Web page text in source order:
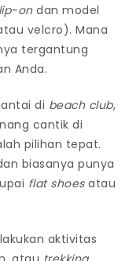
ondan model
velcro). Mana
tergantung
Anda.
di beach club,
cantik di
pilihan tepat.
biasanya punya
flat shoesatau
aktivitas